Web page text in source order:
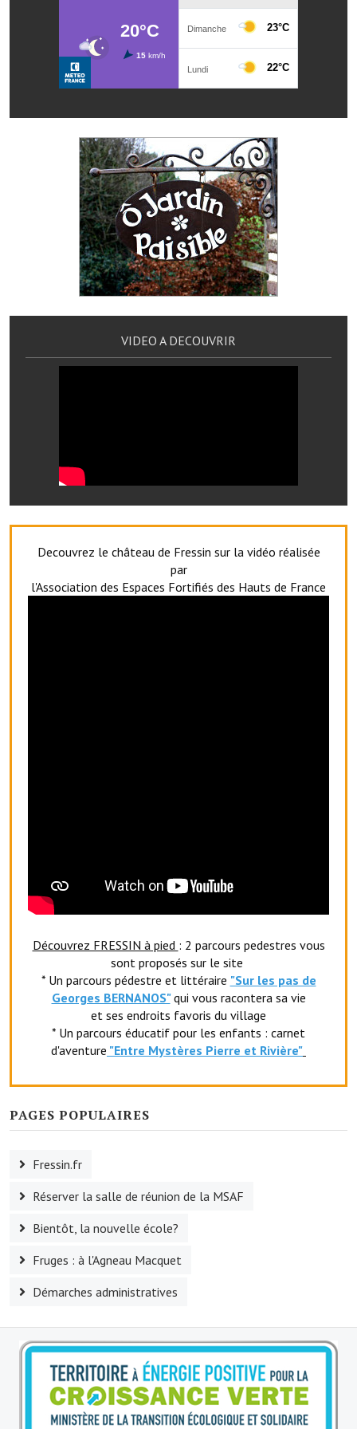
L'association des maires
L'office de tourisme
VILLE PRATIQUE
Services publics intercommunaux
Affaires scolaires, CCAS
Eaux, assainissement
France services
Déchets ménagers, tri sélectif, encombrants
Services publics communaux
Biens à louer
Bibliothèque
VILLE ACTIVE
La société musicale de l'Avenir Fressinois
La troupe théâtrale de l'Avenir Fressinois
Les Amis du Patrimoine
L'association du château
Le comité des fêtes
L'association Avotra-France
Le foyer de la Planquette
L'association des anciens combattants
L'association des anciens sapeurs-pompiers volontaires
L'US Crequy Fressin
La société de chasse
La société de pêche
VIDEO A DECOUVRIR
Decouvrez le château de Fressin sur la vidéo réalisée
par
l'Association des Espaces Fortifiés des Hauts de France
Découvrez FRESSIN à pied : 2 parcours pedestres vous
sont proposés sur le site
* Un parcours pédestre et littéraire "Sur les pas de
Georges BERNANOS" qui vous racontera sa vie
et ses endroits favoris du village
* Un parcours éducatif pour les enfants : carnet
d'aventure "Entre Mystères Pierre et Rivière"
PAGES POPULAIRES
Fressin.fr
Réserver la salle de réunion de la MSAF
Bientôt, la nouvelle école?
Fruges : à l'Agneau Macquet
Démarches administratives